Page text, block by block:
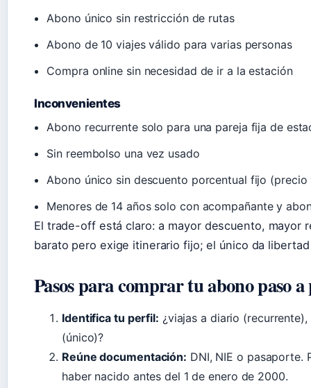
Abono único sin restricción de rutas
Abono de 10 viajes válido para varias personas
Compra online sin necesidad de ir a la estación
Inconvenientes
Abono recurrente solo para una pareja fija de
Sin reembolso una vez usado
Abono único sin descuento porcentual fijo (precio
Menores de 14 años solo con acompañante y
El trade-off está claro: a mayor descuento, mayor
barato pero exige itinerario fijo; el único da
Pasos para comprar tu abono paso a
Identifica tu perfil: ¿viajas a diario
(único)?
Reúne documentación: DNI, NIE o pasaporte.
haber nacido antes del 1 de enero de 2000.